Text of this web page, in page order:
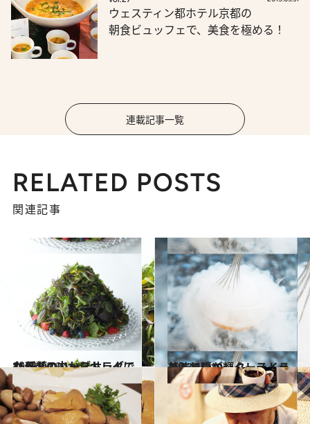
ウェスティン都ホテル京都の
朝食ビュッフェで、美食を極める！
連載記事一覧
RELATED POSTS
関連記事
2013.12.24
15種類のハーブサラダでカラダの中からキレイになる！
グルメ 2013.12.10
美味しいエンターテイメントで瞳が輝くレストラン
グルメ